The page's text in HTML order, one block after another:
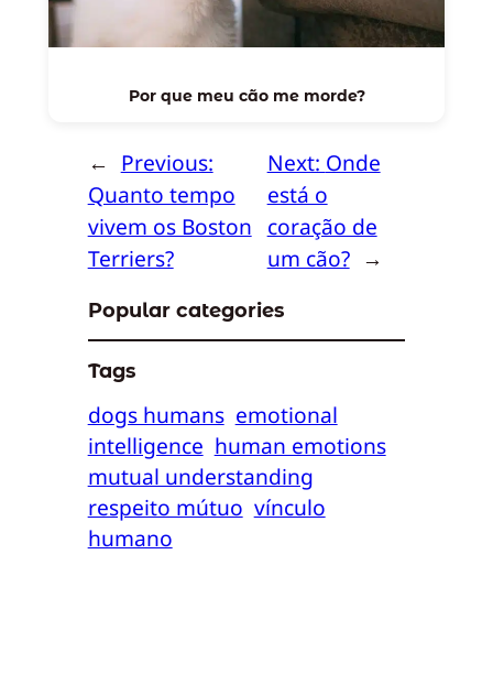
Por que meu cão me morde?
← Previous:
Quanto tempo
vivem os Boston
Terriers?
Next: Onde
está o
coração de
um cão? →
Popular categories
Tags
dogs humans emotional
intelligence human emotions
mutual understanding
respeito mútuo vínculo
humano